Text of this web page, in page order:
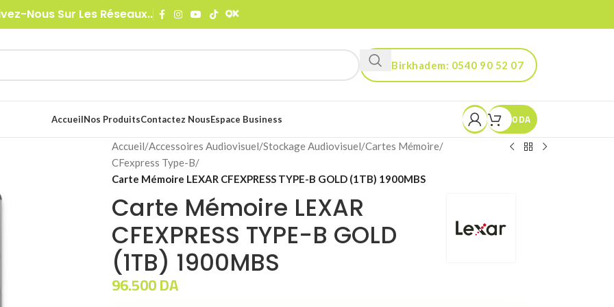
Nous Sur Les Réseaux..
Birkhadem: 0540 90 52 07
Kouba: 0560 90 52 03
AccueilNos ProduitsContactez NousEspace Business 0DA
Accueil/Accessoires Audiovisuel/Stockage Audiovisuel/Cartes Mémoire/
CFexpress Type-B/
Carte Mémoire LEXAR CFEXPRESS TYPE-B GOLD (1TB) 1900MBS
Carte Mémoire LEXAR
CFEXPRESS TYPE-B GOLD
(1TB) 1900MBS
96.500DA